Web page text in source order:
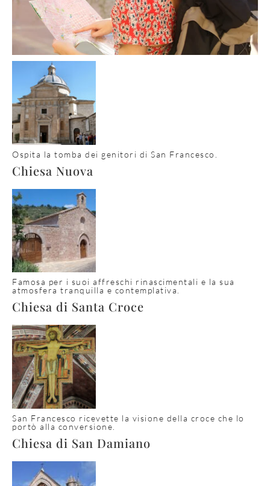
Ospita la tomba dei genitori di San Francesco.
Chiesa Nuova
Famosa per i suoi affreschi rinascimentali e la sua
atmosfera tranquilla e contemplativa.
Chiesa di Santa Croce
San Francesco ricevette la visione della croce che lo
portò alla conversione.
Chiesa di San Damiano